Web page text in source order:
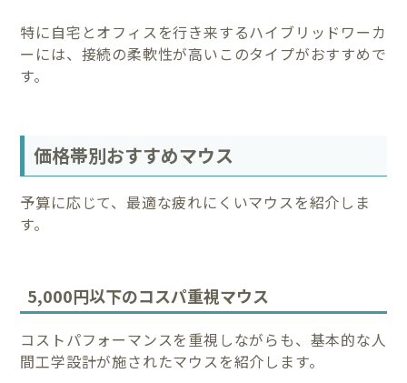
特に自宅とオフィスを行き来するハイブリッドワーカ
ーには、接続の柔軟性が高いこのタイプがおすすめで
す。
価格帯別おすすめマウス
予算に応じて、最適な疲れにくいマウスを紹介しま
す。
5,000円以下のコスパ重視マウス
コストパフォーマンスを重視しながらも、基本的な人
間工学設計が施されたマウスを紹介します。